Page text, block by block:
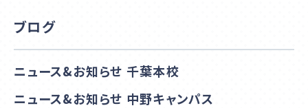
ブログ
ニュース&お知らせ 千葉本校
ニュース&お知らせ 中野キャンパス